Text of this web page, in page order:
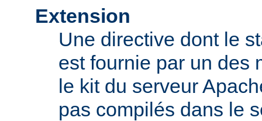
Extension
Une directive dont le
est fournie par un des
le kit du serveur
pas compilés dans le